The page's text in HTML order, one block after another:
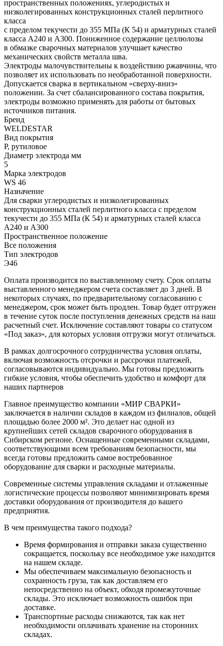
пространственных положениях, углеродистых и
низколегированных конструкционных сталей перлитного
класса
с пределом текучести до 355 МПа (К 54) и арматурных сталей
класса А240 и А300. Пониженное содержание целлюлозы
в обмазке сварочных материалов улучшает качество
механических свойств металла шва.
Электроды малочувствительны к воздействию ржавчины, что
позволяет их использовать по необработанной поверхности.
Допускается сварка в вертикальном «сверху-вниз»
положении. За счет сбалансированного состава покрытия,
электроды возможно применять для работы от бытовых
источников питания.
Бренд
WELDESTAR
Вид покрытия
Р, рутиловое
Диаметр электрода мм
5
Марка электродов
WS 46
Назначение
Для сварки углеродистых и низколегированных
конструкционных сталей перлитного класса с пределом
текучести до 355 МПа (К 54) и арматурных сталей класса
А240 и А300
Пространственное положение
Все положения
Тип электродов
Э46
Оплата производится по выставленному счету. Срок оплаты
выставленного менеджером счета составляет до 3 дней. В
некоторых случаях, по предварительному согласованию с
менеджером, срок может быть продлен. Товар будет отгружен
в течение суток после поступления денежных средств на наш
расчетный счет. Исключение составляют товары со статусом
«Под заказ», для которых условия отгрузки могут отличаться.
В рамках долгосрочного сотрудничества условия оплаты,
включая возможность отсрочки и рассрочки платежей,
согласовываются индивидуально. Мы готовы предложить
гибкие условия, чтобы обеспечить удобство и комфорт для
наших партнеров
Главное преимущество компании «МИР СВАРКИ»
заключается в наличии складов в каждом из филиалов, общей
площадью более 2000 м². Это делает нас одной из
крупнейших сетей складов сварочного оборудования в
Сибирском регионе. Оснащенные современными складами,
соответствующими всем требованиям безопасности, мы
всегда готовы предложить самое востребованное
оборудование для сварки и расходные материалы.
Современные системы управления складами и отлаженные
логистические процессы позволяют минимизировать время
доставки оборудования от производителя до вашего
предприятия.
В чем преимущества такого подхода?
Время формирования и отправки заказа существенно
сокращается, поскольку все необходимое уже находится
на нашем складе.
Мы обеспечиваем максимальную безопасность и
сохранность груза, так как доставляем его
непосредственно на объект, обходя промежуточные
склады. Это исключает возможность ошибок при
доставке.
Транспортные расходы снижаются, так как нет
необходимости оплачивать хранение на сторонних
складах.